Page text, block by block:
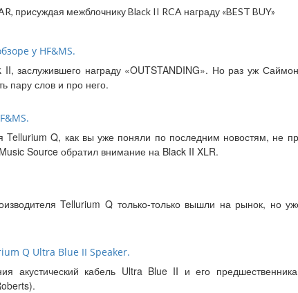
присуждая межблочнику Black II RCA награду «BEST BUY»
у HF&MS.
заслужившего награду «OUTSTANDING». Но раз уж
пару слов и про него.
Tellurium Q, как вы уже поняли по последним новостям, не
Source обратил внимание на Black II XLR.
Tellurium Q только-только вышли на рынок, но
Q Ultra Blue II Speaker.
акустический кабель Ultra Blue II и его